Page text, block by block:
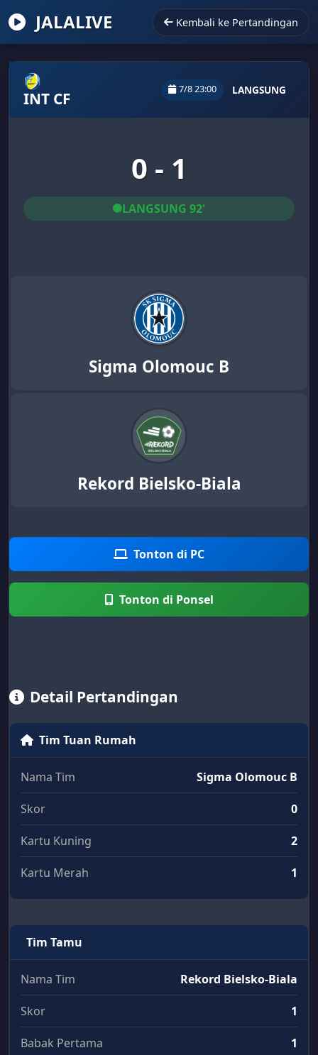
JALALIVE Kembali ke Pertandingan
INT CF
7/8 23:00 LANGSUNG
Sigma Olomouc B
0 - 1
LANGSUNG 92'
Rekord Bielsko-Biala
Tonton di PC
Tonton di Ponsel
Detail Pertandingan
Tim Tuan Rumah
Nama Tim Sigma Olomouc B
Skor 0
Kartu Kuning 2
Kartu Merah 1
Tim Tamu
Nama Tim Rekord Bielsko-Biala
Skor 1
Babak Pertama 1